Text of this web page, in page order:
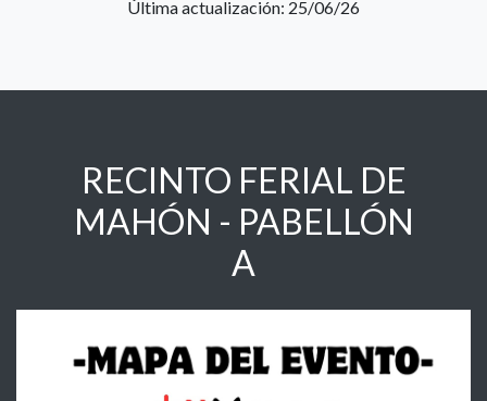
Última actualización: 25/06/26
RECINTO FERIAL DE
MAHÓN - PABELLÓN
A